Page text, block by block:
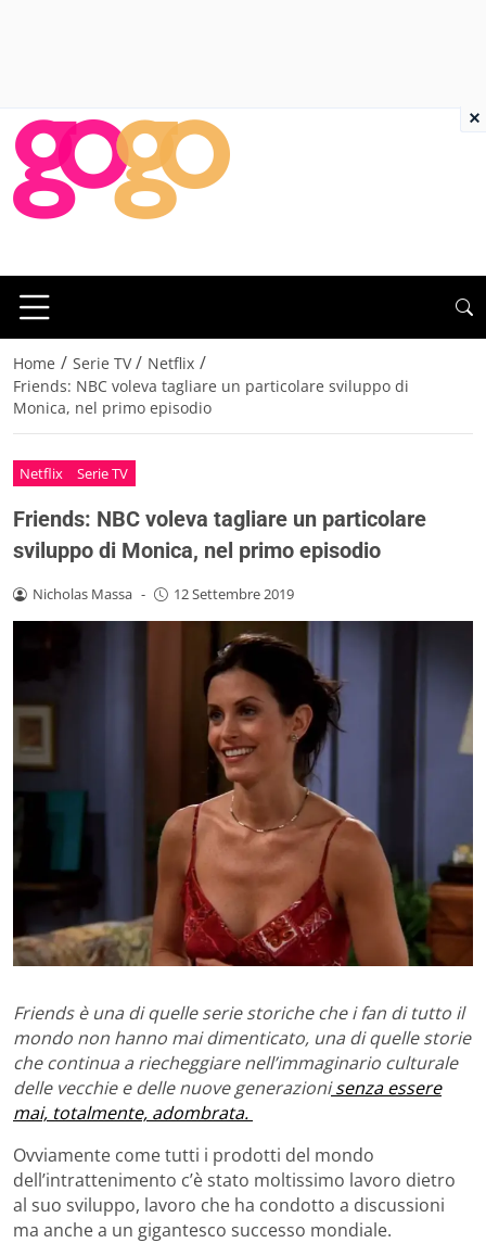
Home / Serie TV / Netflix /
Friends: NBC voleva tagliare un particolare sviluppo di
Monica, nel primo episodio
Netflix Serie TV
Friends: NBC voleva tagliare un particolare
sviluppo di Monica, nel primo episodio
Nicholas Massa - 12 Settembre 2019
Friends è una di quelle serie storiche che i fan di tutto il
mondo non hanno mai dimenticato, una di quelle storie
che continua a riecheggiare nell’immaginario culturale
delle vecchie e delle nuove generazionisenza essere
mai, totalmente, adombrata.
Ovviamente come tutti i prodotti del mondo
dell’intrattenimento c’è stato moltissimo lavoro dietro
al suo sviluppo, lavoro che ha condotto a discussioni
ma anche a un gigantesco successo mondiale.
×